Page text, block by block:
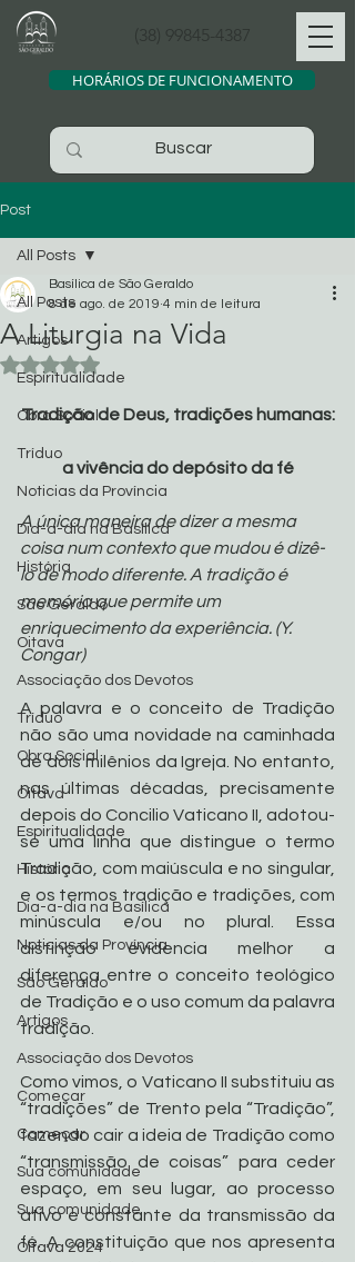
(38) 99845-4387
HORÁRIOS DE FUNCIONAMENTO
Post
All Posts
Artigos
Espiritualidade
Obra Social
Tríduo
Noticias da Província
Dia-a-dia na Basílica
História
São Geraldo
Oitava
Associação dos Devotos
Tríduo
Obra Social
Oitava
Espiritualidade
História
Dia-a-dia na Basílica
Noticias da Província
São Geraldo
Artigos
Associação dos Devotos
Começar
Começar
Sua comunidade
Sua comunidade
Oitava 2024
All Posts
A Liturgia na Vida
Basílica de São Geraldo
8 de ago. de 2019 4 min de leitura
Avaliado com NaN de 5 estrelas.
Tradição de Deus, tradições humanas:
a vivência do depósito da fé
A única maneira de dizer a mesma
coisa num contexto que mudou é dizê-
lo de modo diferente. A tradição é
memória que permite um
enriquecimento da experiência. (Y.
Congar)
A palavra e o conceito de Tradição
não são uma novidade na caminhada
de dois milênios da Igreja. No entanto,
nas últimas décadas, precisamente
depois do Concilio Vaticano II, adotou-
se uma linha que distingue o termo
Tradição, com maiúscula e no singular,
e os termos tradição e tradições, com
minúscula e/ou no plural. Essa
distinção evidencia melhor a
diferença entre o conceito teológico
de Tradição e o uso comum da palavra
tradição.
Como vimos, o Vaticano II substituiu as
“tradições” de Trento pela “Tradição”,
fazendo cair a ideia de Tradição como
“transmissão de coisas” para ceder
espaço, em seu lugar, ao processo
ativo e constante da transmissão da
fé. A constituição que nos apresenta